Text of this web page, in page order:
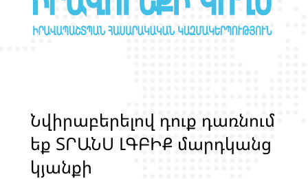
Նվիրաբերելով դոք դառնոմ
եք ՏՐԱՆՍ ԼԳԲԻՔ մարդկանց
կյանքի